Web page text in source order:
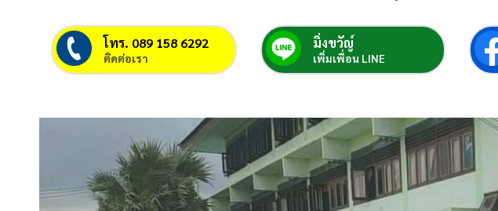
โทร. 089 158 6292
ติดต่อเรา
มิ่งขวัญ์
เพิ่มเพื่อน LINE